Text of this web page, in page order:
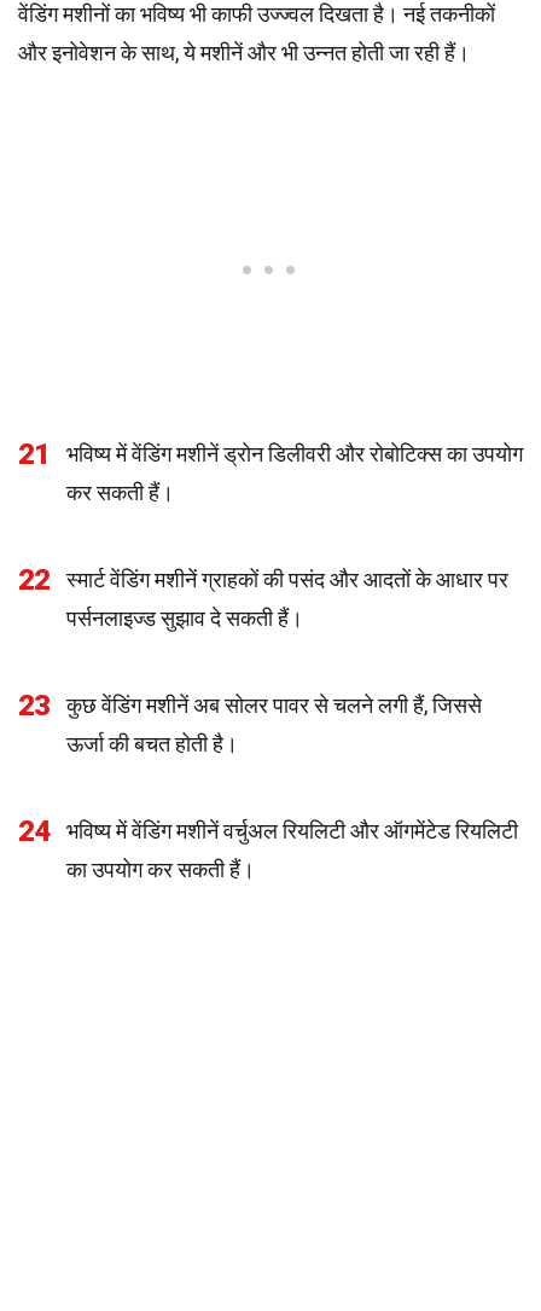
वेंडिंग मशीनों का भविष्य भी काफी उज्ज्वल दिखता है। नई तकनीकों
और इनोवेशन के साथ, ये मशीनें और भी उन्नत होती जा रही हैं।
21
भविष्य में वेंडिंग मशीनें ड्रोन डिलीवरी और रोबोटिक्स का उपयोग
कर सकती हैं।
22
स्मार्ट वेंडिंग मशीनें ग्राहकों की पसंद और आदतों के आधार पर
पर्सनलाइज्ड सुझाव दे सकती हैं।
23
कुछ वेंडिंग मशीनें अब सोलर पावर से चलने लगी हैं, जिससे
ऊर्जा की बचत होती है।
24
भविष्य में वेंडिंग मशीनें वर्चुअल रियलिटी और ऑगमेंटेड रियलिटी
का उपयोग कर सकती हैं।